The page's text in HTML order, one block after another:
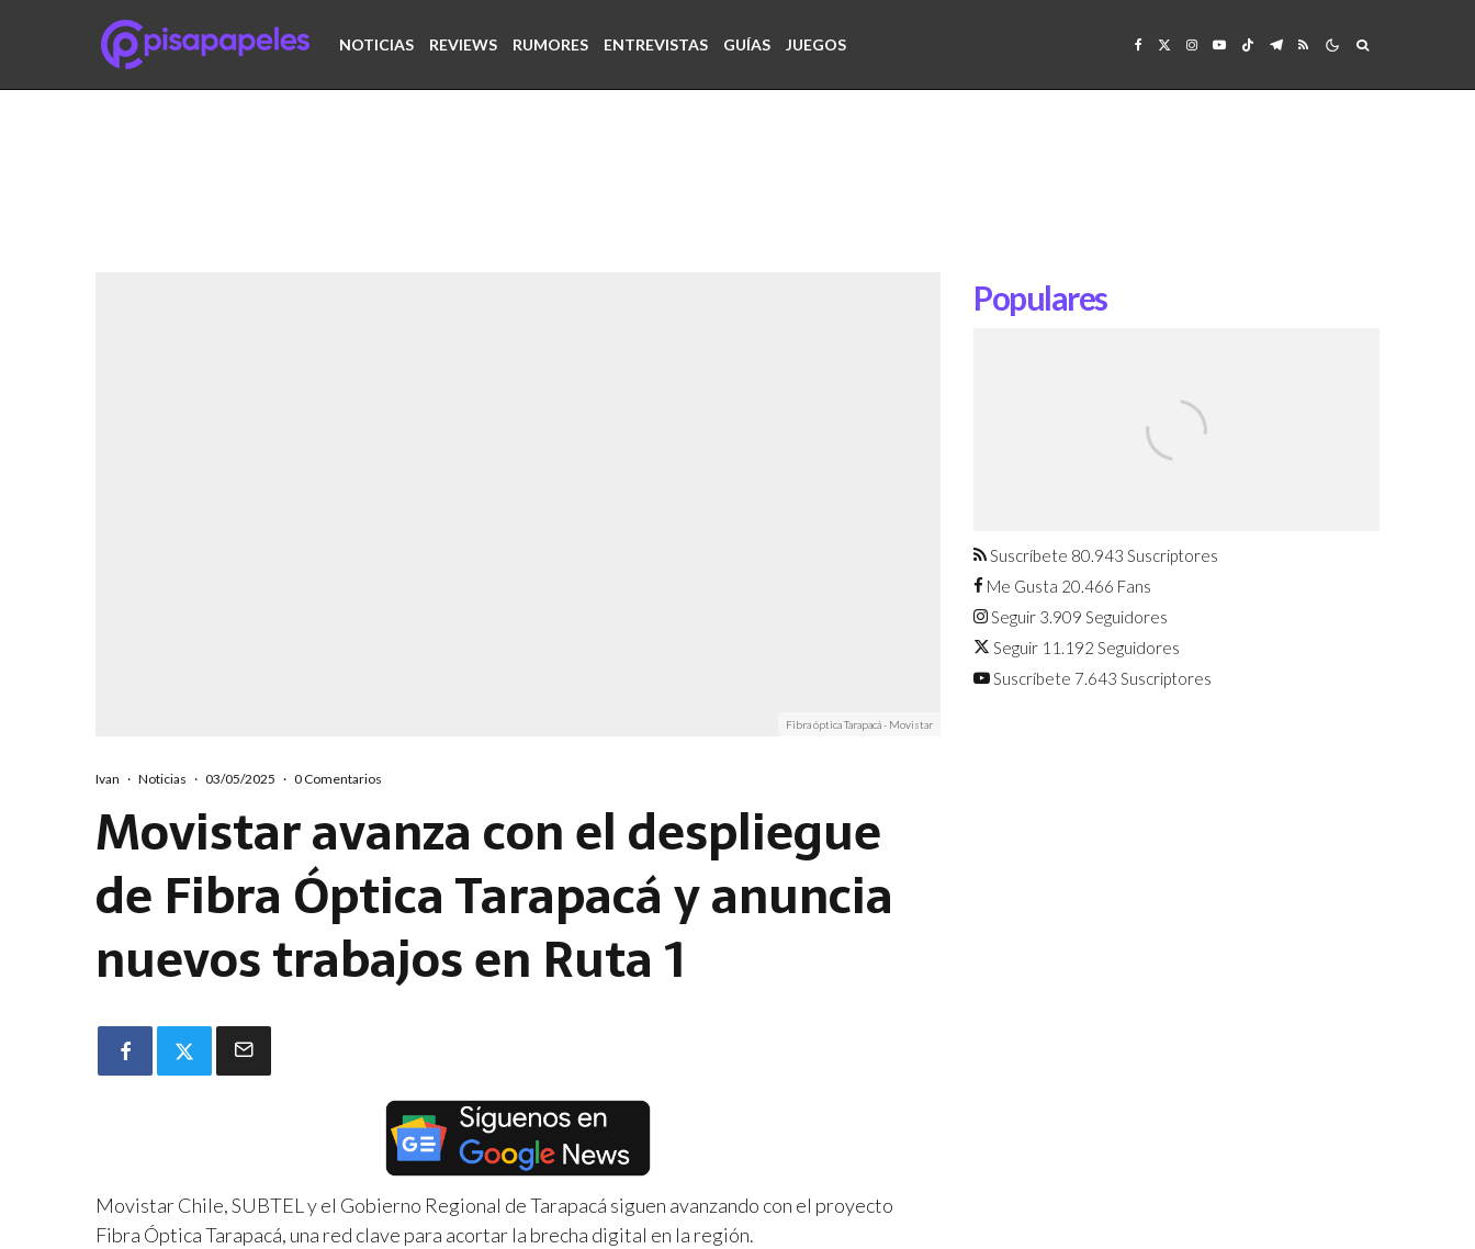
NOTICIAS REVIEWS RUMORES ENTREVISTAS GUÍAS JUEGOS
Fibra óptica Tarapacá - Movistar
Ivan · Noticias · 03/05/2025 · 0 Comentarios
Movistar avanza con el despliegue
de Fibra Óptica Tarapacá y anuncia
nuevos trabajos en Ruta 1
Movistar Chile, SUBTEL y el Gobierno Regional de Tarapacá siguen avanzando con el proyecto
Fibra Óptica Tarapacá, una red clave para acortar la brecha digital en la región.
Populares
agosto
Suscríbete 80.943 Suscriptores
Me Gusta 20.466 Fans
Seguir 3.909 Seguidores
Seguir 11.192 Seguidores
Suscríbete 7.643 Suscriptores